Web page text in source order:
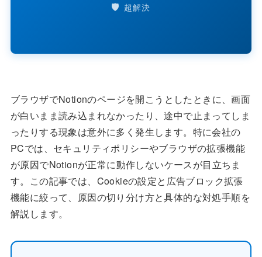
🛡️ 超解決
ブラウザでNotionのページを開こうとしたときに、画面
が白いまま読み込まれなかったり、途中で止まってしま
ったりする現象は意外に多く発生します。特に会社の
PCでは、セキュリティポリシーやブラウザの拡張機能
が原因でNotionが正常に動作しないケースが目立ちま
す。この記事では、Cookieの設定と広告ブロック拡張
機能に絞って、原因の切り分け方と具体的な対処手順を
解説します。